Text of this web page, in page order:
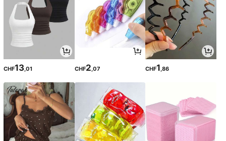
CHF13 ,01 CHF2 ,07 CHF1 ,86